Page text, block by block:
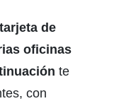
de
oficinas
te
con